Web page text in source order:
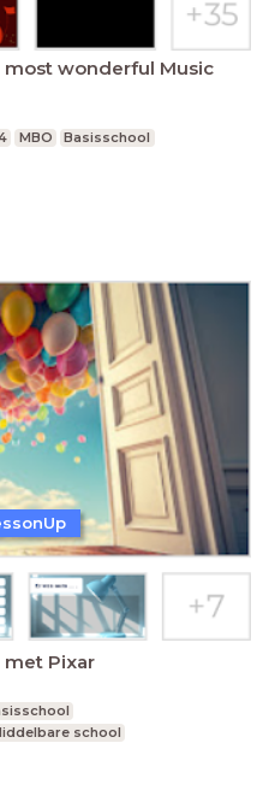
wonderful Music
MBO
Basisschool
Pixar
school